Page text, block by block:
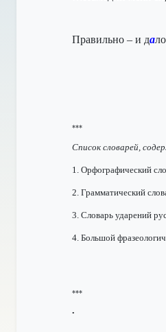
Правильно – и да
***
Список словарей,
1. Орфографический
2. Грамматический
3. Словарь ударений
4. Большой
***
•